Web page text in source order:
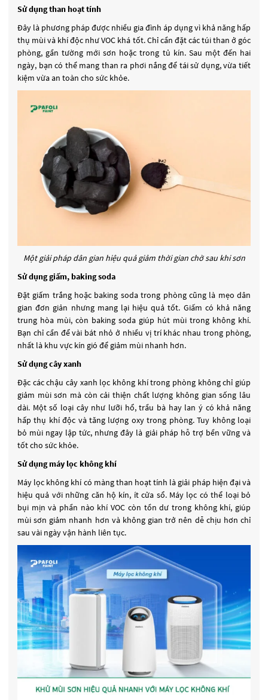
Sử dụng than hoạt tính
Đây là phương pháp được nhiều gia đình áp dụng vì khả năng hấp
thụ mùi và khí độc như VOC khá tốt. Chỉ cần đặt các túi than ở góc
phòng, gần tường mới sơn hoặc trong tủ kín. Sau một đến hai
ngày, bạn có thể mang than ra phơi nắng để tái sử dụng, vừa tiết
kiệm vừa an toàn cho sức khỏe.
Một giải pháp dân gian hiệu quả giảm thời gian chờ sau khi sơn
Sử dụng giấm, baking soda
Đặt giấm trắng hoặc baking soda trong phòng cũng là mẹo dân
gian đơn giản nhưng mang lại hiệu quả tốt. Giấm có khả năng
trung hòa mùi, còn baking soda giúp hút mùi trong không khí.
Bạn chỉ cần để vài bát nhỏ ở nhiều vị trí khác nhau trong phòng,
nhất là khu vực kín gió để giảm mùi nhanh hơn.
Sử dụng cây xanh
Đặc các chậu cây xanh lọc không khí trong phòng không chỉ giúp
giảm mùi sơn mà còn cải thiện chất lượng không gian sống lâu
dài. Một số loại cây như lưỡi hổ, trầu bà hay lan ý có khả năng
hấp thụ khí độc và tăng lượng oxy trong phòng. Tuy không loại
bỏ mùi ngay lập tức, nhưng đây là giải pháp hỗ trợ bền vững và
tốt cho sức khỏe.
Sử dụng máy lọc không khí
Máy lọc không khí có màng than hoạt tính là giải pháp hiện đại và
hiệu quả với những căn hộ kín, ít cửa sổ. Máy lọc có thể loại bỏ
bụi mịn và phần nào khí VOC còn tồn dư trong không khí, giúp
mùi sơn giảm nhanh hơn và không gian trở nên dễ chịu hơn chỉ
sau vài ngày vận hành liên tục.